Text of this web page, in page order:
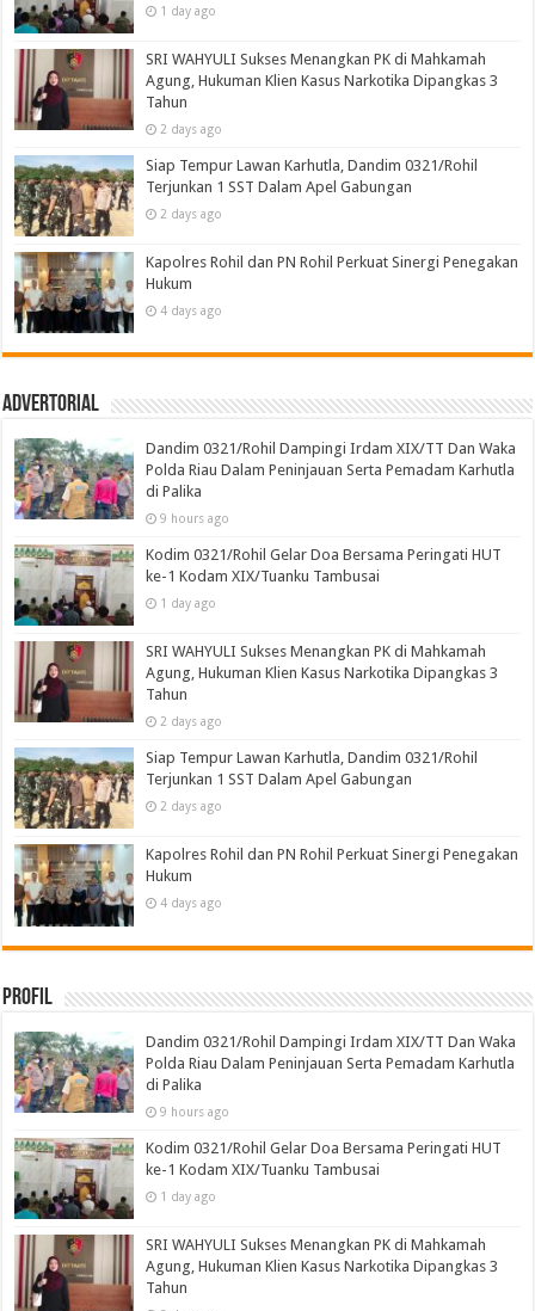
1 day ago
SRI WAHYULI Sukses Menangkan PK di Mahkamah
Agung, Hukuman Klien Kasus Narkotika Dipangkas 3
Tahun
2 days ago
Siap Tempur Lawan Karhutla, Dandim 0321/Rohil
Terjunkan 1 SST Dalam Apel Gabungan
2 days ago
Kapolres Rohil dan PN Rohil Perkuat Sinergi Penegakan
Hukum
4 days ago
Advertorial
Dandim 0321/Rohil Dampingi Irdam XIX/TT Dan Waka
Polda Riau Dalam Peninjauan Serta Pemadam Karhutla
di Palika
9 hours ago
Kodim 0321/Rohil Gelar Doa Bersama Peringati HUT
ke-1 Kodam XIX/Tuanku Tambusai
1 day ago
SRI WAHYULI Sukses Menangkan PK di Mahkamah
Agung, Hukuman Klien Kasus Narkotika Dipangkas 3
Tahun
2 days ago
Siap Tempur Lawan Karhutla, Dandim 0321/Rohil
Terjunkan 1 SST Dalam Apel Gabungan
2 days ago
Kapolres Rohil dan PN Rohil Perkuat Sinergi Penegakan
Hukum
4 days ago
Profil
Dandim 0321/Rohil Dampingi Irdam XIX/TT Dan Waka
Polda Riau Dalam Peninjauan Serta Pemadam Karhutla
di Palika
9 hours ago
Kodim 0321/Rohil Gelar Doa Bersama Peringati HUT
ke-1 Kodam XIX/Tuanku Tambusai
1 day ago
SRI WAHYULI Sukses Menangkan PK di Mahkamah
Agung, Hukuman Klien Kasus Narkotika Dipangkas 3
Tahun